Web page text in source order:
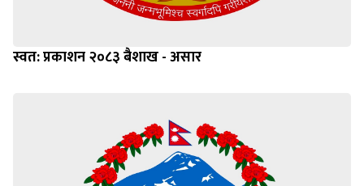
स्वत: प्रकाशन २०८३ बैशाख - असार